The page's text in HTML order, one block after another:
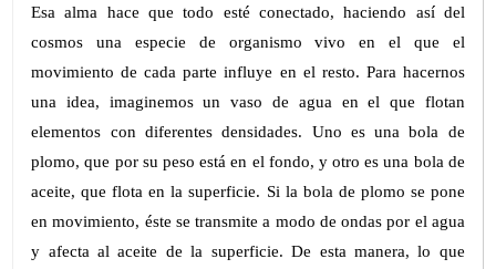
Esa alma hace que todo esté conectado, haciendo así del
cosmos una especie de organismo vivo en el que el
movimiento de cada parte influye en el resto. Para hacernos
una idea, imaginemos un vaso de agua en el que flotan
elementos con diferentes densidades. Uno es una bola de
plomo, que por su peso está en el fondo, y otro es una bola de
aceite, que flota en la superficie. Si la bola de plomo se pone
en movimiento, éste se transmite a modo de ondas por el agua
y afecta al aceite de la superficie. De esta manera, lo que